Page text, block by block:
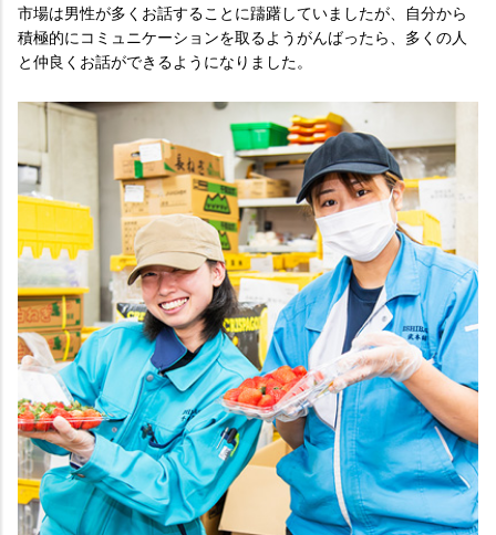
市場は男性が多くお話することに躊躇していましたが、自分から
積極的にコミュニケーションを取るようがんばったら、多くの人
と仲良くお話ができるようになりました。